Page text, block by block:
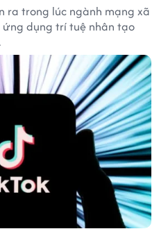
ra trong lúc ngành mạng xã
dụng trí tuệ nhân tạo